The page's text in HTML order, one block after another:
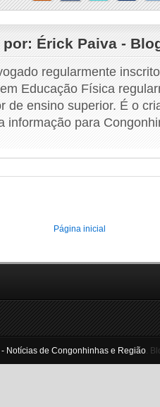
por: Érick Paiva -
regularmente
Educação Física
de ensino superior. É o
informação para
Página inicial
Notícias de Congonhinhas e Região.